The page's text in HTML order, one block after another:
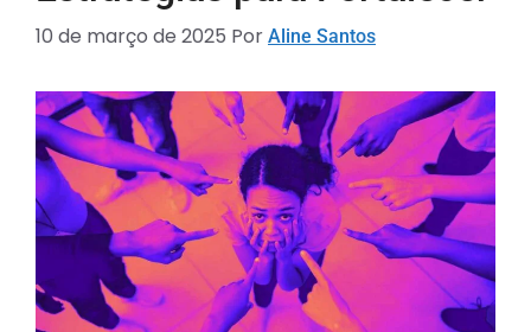
10 de março de 2025 Por Aline Santos